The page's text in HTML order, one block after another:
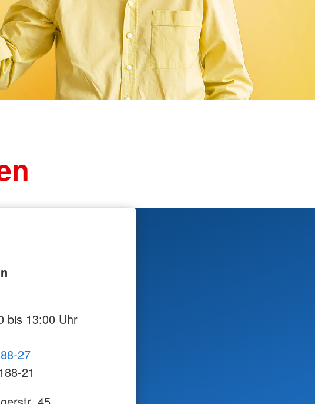
Foto: A. Zelck / DRK-Service…
bis 13:00 Uhr
27
21